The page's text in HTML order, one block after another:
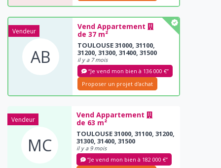
Vendeur
AB
Vend Appartement
de 37 m²
TOULOUSE 31000, 31100,
31200, 31300, 31400, 31500
il y a 7 mois
“Je vend mon bien à 136 000 €”
Proposer un projet d'achat
Vendeur
MC
Vend Appartement
de 63 m²
TOULOUSE 31000, 31100, 31200,
31300, 31400, 31500
il y a 9 mois
“Je vend mon bien à 182 000 €”